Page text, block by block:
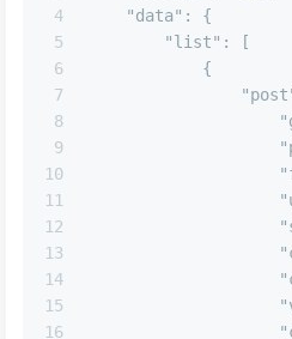
3
4
5
6
7
8
9
10
11
12
13
14
15
"message"
"data" :
{
"list"